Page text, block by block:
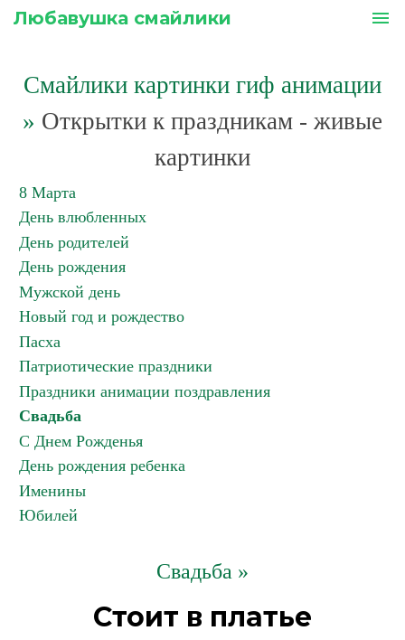
Любавушка смайлики menu
Смайлики картинки гиф анимации
» Открытки к праздникам - живые
картинки
8 Марта
День влюбленных
День родителей
День рождения
Мужской день
Новый год и рождество
Пасха
Патриотические праздники
Праздники анимации поздравления
Свадьба
С Днем Рожденья
День рождения ребенка
Именины
Юбилей
Свадьба »
Стоит в платье